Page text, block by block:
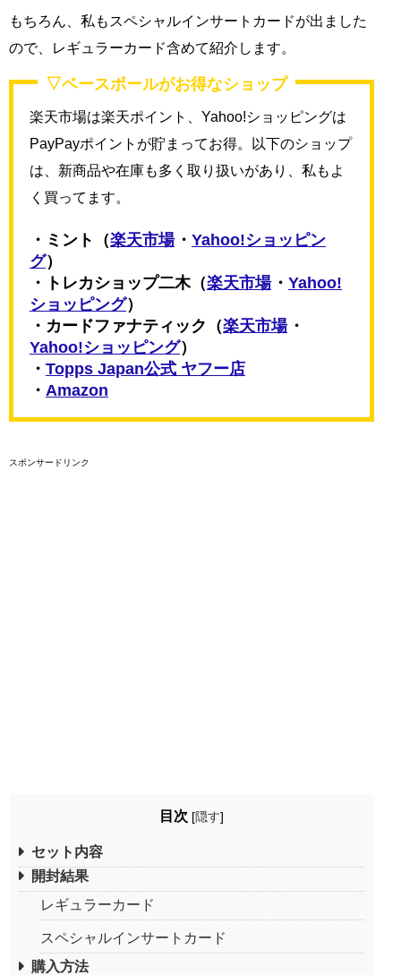
もちろん、私もスペシャルインサートカードが出ました
ので、レギュラーカード含めて紹介します。
▽ベースボールがお得なショップ
楽天市場は楽天ポイント、Yahoo!ショッピングは
PayPayポイントが貯まってお得。以下のショップ
は、新商品や在庫も多く取り扱いがあり、私もよ
く買ってます。
・ミント（楽天市場 ・ Yahoo!ショッピン
グ）
・トレカショップ二木（楽天市場 ・ Yahoo!
ショッピング）
・カードファナティック（楽天市場 ・
Yahoo!ショッピング）
・ Topps Japan公式 ヤフー店
・ Amazon
スポンサードリンク
目次 [隠す]
セット内容
開封結果
レギュラーカード
スペシャルインサートカード
購入方法